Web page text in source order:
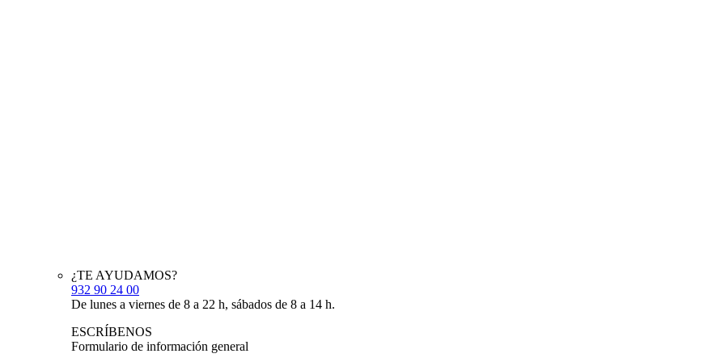
¿TE AYUDAMOS?
932 90 24 00
De lunes a viernes de 8 a 22 h, sábados de 8 a 14 h.
ESCRÍBENOS
Formulario de información general